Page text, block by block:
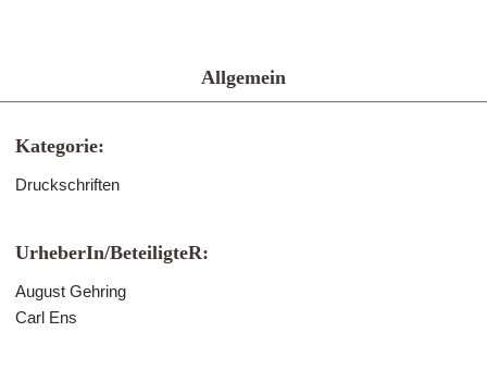
Allgemein
Kategorie:
Druckschriften
UrheberIn/BeteiligteR:
August Gehring
Carl Ens